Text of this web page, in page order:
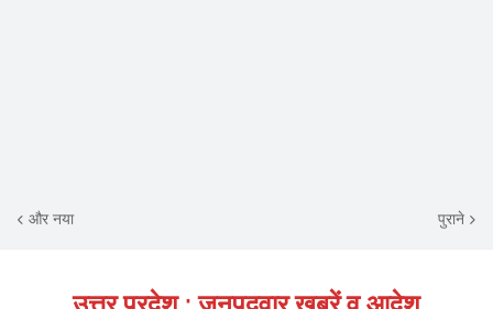
और नया पुराने